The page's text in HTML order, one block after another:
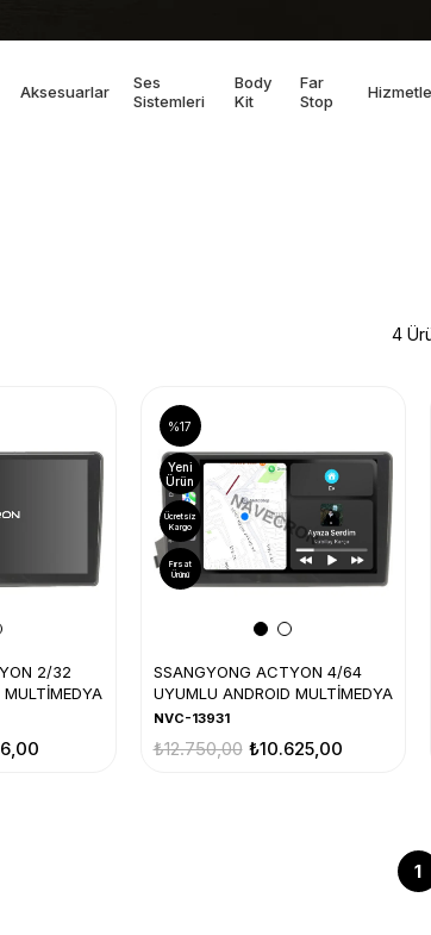
Aksesuarlar
Ses
Sistemleri
Body
Kit
Far
Stop
4
2/32
SSANGYONG ACTYON 4/64
UYUMLU ANDROID MULTİMEDYA
NVC-13931
₺10.625,00
₺12.750,00
%17
Yeni
Ürün
Ücretsiz
Kargo
Fırsat
Ürünü
1